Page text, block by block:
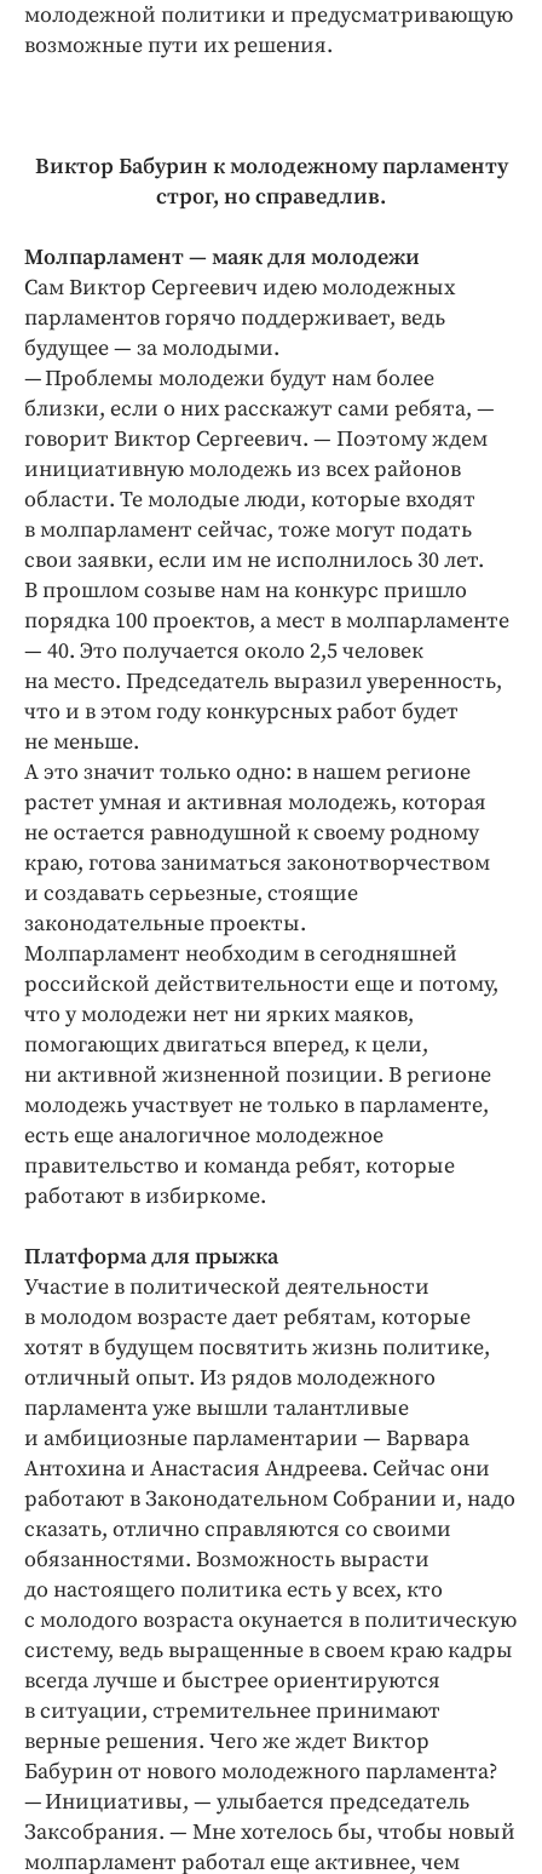
молодежной политики и предусматривающую
возможные пути их решения.
Виктор Бабурин к молодежному парламенту
строг, но справедлив.
Молпарламент — маяк для молодежи
Сам Виктор Сергеевич идею молодежных
парламентов горячо поддерживает, ведь
будущее — за молодыми.
— Проблемы молодежи будут нам более
близки, если о них расскажут сами ребята, —
говорит Виктор Сергеевич. — Поэтому ждем
инициативную молодежь из всех районов
области. Те молодые люди, которые входят
в молпарламент сейчас, тоже могут подать
свои заявки, если им не исполнилось 30 лет.
В прошлом созыве нам на конкурс пришло
порядка 100 проектов, а мест в молпарламенте
— 40. Это получается около 2,5 человек
на место. Председатель выразил уверенность,
что и в этом году конкурсных работ будет
не меньше.
А это значит только одно: в нашем регионе
растет умная и активная молодежь, которая
не остается равнодушной к своему родному
краю, готова заниматься законотворчеством
и создавать серьезные, стоящие
законодательные проекты.
Молпарламент необходим в сегодняшней
российской действительности еще и потому,
что у молодежи нет ни ярких маяков,
помогающих двигаться вперед, к цели,
ни активной жизненной позиции. В регионе
молодежь участвует не только в парламенте,
есть еще аналогичное молодежное
правительство и команда ребят, которые
работают в избиркоме.
Платформа для прыжка
Участие в политической деятельности
в молодом возрасте дает ребятам, которые
хотят в будущем посвятить жизнь политике,
отличный опыт. Из рядов молодежного
парламента уже вышли талантливые
и амбициозные парламентарии — Варвара
Антохина и Анастасия Андреева. Сейчас они
работают в Законодательном Собрании и, надо
сказать, отлично справляются со своими
обязанностями. Возможность вырасти
до настоящего политика есть у всех, кто
с молодого возраста окунается в политическую
систему, ведь выращенные в своем краю кадры
всегда лучше и быстрее ориентируются
в ситуации, стремительнее принимают
верные решения. Чего же ждет Виктор
Бабурин от нового молодежного парламента?
— Инициативы, — улыбается председатель
Заксобрания. — Мне хотелось бы, чтобы новый
молпарламент работал еще активнее, чем